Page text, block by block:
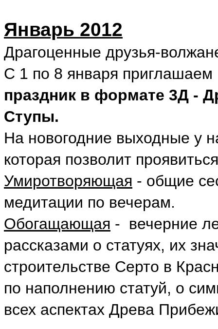
Январь 2012
Драгоценные друзья-
С 1 по 8 января
праздник в формате 3Д -
Ступы.
На новогодние выходные у
которая позволит
Умиротворяющая - общие
медитации по вечерам.
Обогащающая - вечерние
рассказами о статуях, их
строительстве Серто в
по наполнению статуй, о
всех аспектах Древа